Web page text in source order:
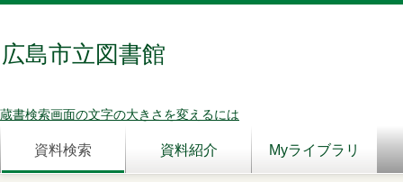
広島市立図書館
蔵書検索画面の文字の大きさを変えるには
資料検索 資料紹介 Myライブラリ